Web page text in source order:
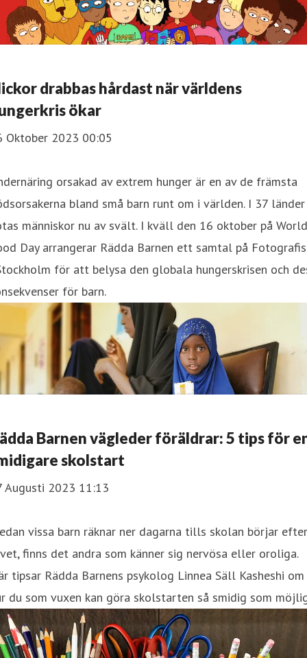
drabbas hårdast när världens
ökar
Oktober 2023 00:05
orsakad av extrem hunger är en av de främsta
bland små barn runt om i världen. I 37 länder
människor nu av svält. I kväll den 16 oktober på World
Day arrangerar Rädda Barnen ett samtal på
för att belysa den globala hungerskrisen och
för barn.
Barnen vägleder föräldrar: 5 tips för
skolstart
Augusti 2023 11:13
vissa barn räknar ner dagarna tills skolan börjar efter
finns det andra som känner sig nervösa eller oroliga.
tipsar Rädda Barnens psykolog Linnea Säll Kasheshi om
du som vuxen kan göra skolstarten så smidig som